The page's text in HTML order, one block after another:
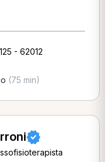
- 62012
(75 min)